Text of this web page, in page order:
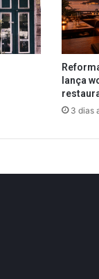
lança
3 dias